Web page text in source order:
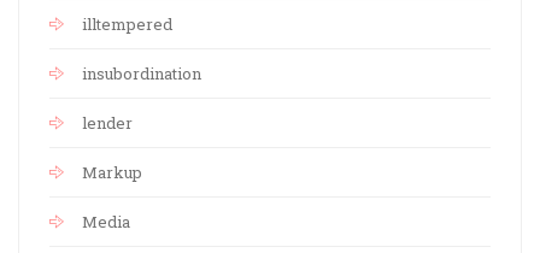
illtempered
insubordination
lender
Markup
Media